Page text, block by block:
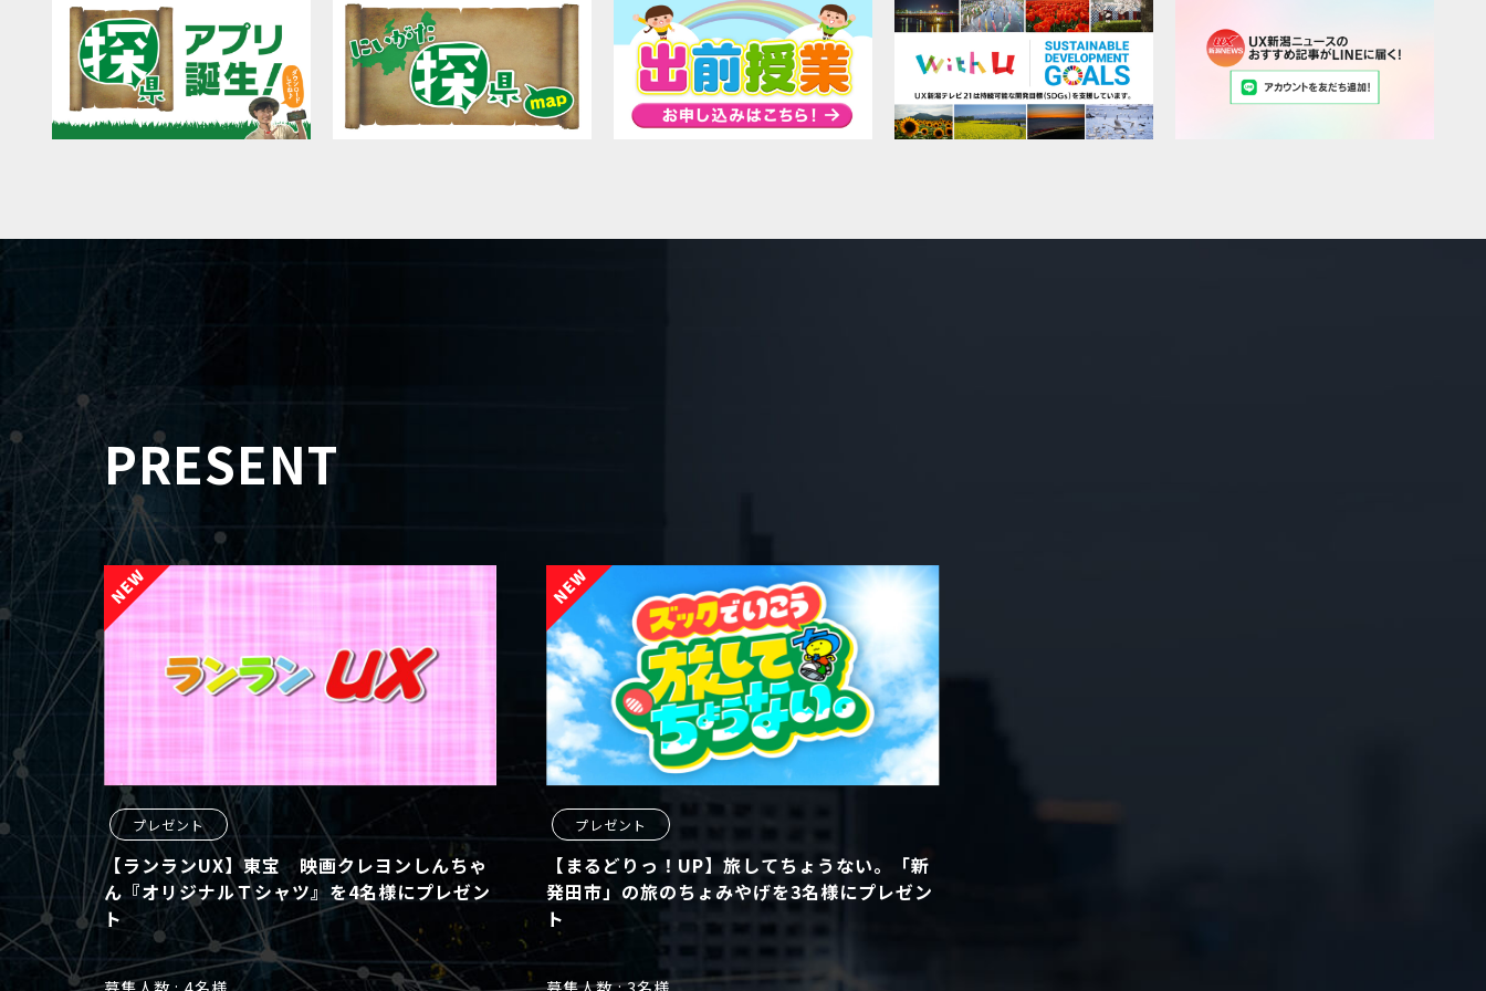
PRESENT
プレゼント
【ランランUX】東宝 映画クレヨンしんちゃ
ん『オリジナルＴシャツ』を4名様にプレゼン
ト
プレゼント
【まるどりっ！UP】旅してちょうない。「新
発田市」の旅のちょみやげを3名様にプレゼン
ト